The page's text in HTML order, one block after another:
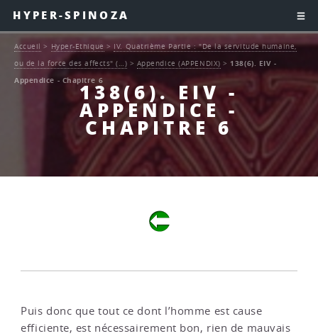
HYPER-SPINOZA
138(6). EIV -
APPENDICE -
CHAPITRE 6
Accueil > Hyper-Ethique > IV. Quatrième Partie : "De la servitude humaine,
ou de la force des affects" (…) > Appendice (APPENDIX) > 138(6). EIV -
Appendice - Chapitre 6
Puis donc que tout ce dont l’homme est cause
efficiente, est nécessairement bon, rien de mauvais